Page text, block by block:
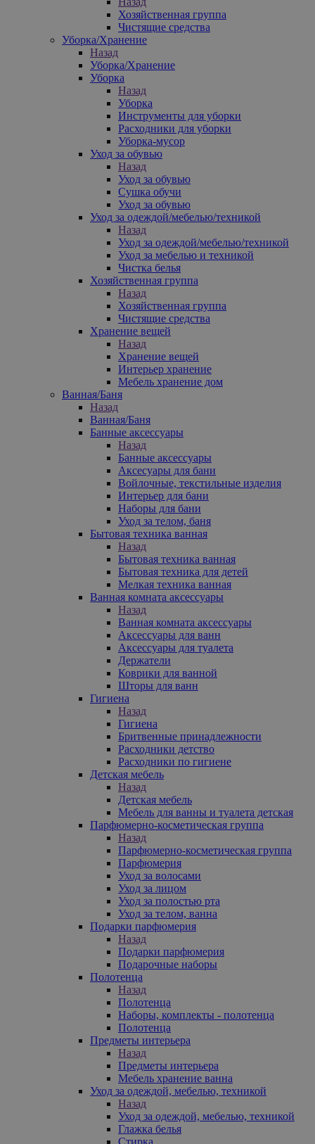
Хозяйственная группа
Чистящие средства
Уборка/Хранение
Назад
Уборка/Хранение
Уборка
Назад
Уборка
Инструменты для уборки
Расходники для уборки
Уборка-мусор
Уход за обувью
Назад
Уход за обувью
Сушка обучи
Уход за обувью
Уход за одеждой/мебелью/техникой
Назад
Уход за одеждой/мебелью/техникой
Уход за мебелью и техникой
Чистка белья
Хозяйственная группа
Назад
Хозяйственная группа
Чистящие средства
Хранение вещей
Назад
Хранение вещей
Интерьер хранение
Мебель хранение дом
Ванная/Баня
Назад
Ванная/Баня
Банные аксессуары
Назад
Банные аксессуары
Аксесуары для бани
Войлочные, текстильные изделия
Интерьер для бани
Наборы для бани
Уход за телом, баня
Бытовая техника ванная
Назад
Бытовая техника ванная
Бытовая техника для детей
Мелкая техника ванная
Ванная комната аксессуары
Назад
Ванная комната аксессуары
Аксессуары для ванн
Аксессуары для туалета
Держатели
Коврики для ванной
Шторы для ванн
Гигиена
Назад
Гигиена
Бритвенные принадлежности
Расходники детство
Расходники по гигиене
Детская мебель
Назад
Детская мебель
Мебель для ванны и туалета детская
Парфюмерно-косметическая группа
Назад
Парфюмерно-косметическая группа
Парфюмерия
Уход за волосами
Уход за лицом
Уход за полостью рта
Уход за телом, ванна
Подарки парфюмерия
Назад
Подарки парфюмерия
Подарочные наборы
Полотенца
Назад
Полотенца
Наборы, комплекты - полотенца
Полотенца
Предметы интерьера
Назад
Предметы интерьера
Мебель хранение ванна
Уход за одеждой, мебелью, техникой
Назад
Уход за одеждой, мебелью, техникой
Глажка белья
Стирка